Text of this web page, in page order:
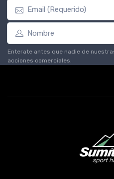
Enterate antes que nadie de
acciones comerciales.